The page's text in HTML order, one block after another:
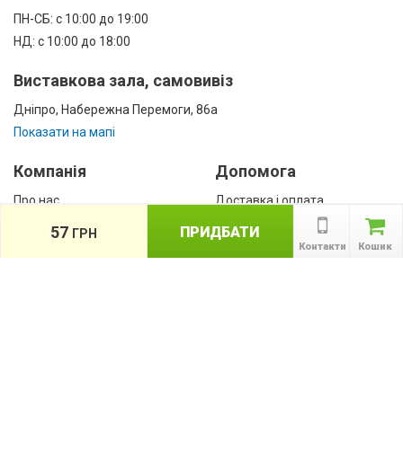
ПН-СБ: с 10:00 до 19:00
НД: с 10:00 до 18:00
Виставкова зала, самовивіз
Дніпро, Набережна Перемоги, 86а
Показати на мапі
Компанія
Про нас
Допомога
Доставка і оплата
Кошик
Контакти
ПРИДБАТИ
57 ГРН